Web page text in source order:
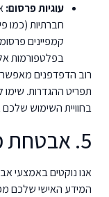
עוגיות פרסום:
חברתיות (כמו
קמפיינים
בפלטפורמות
תפריט ההגדרות. שימו
בחוויית השימוש
5. אבטחת מידע
אנו נוקטים באמצעי
המידע האישי שלכם